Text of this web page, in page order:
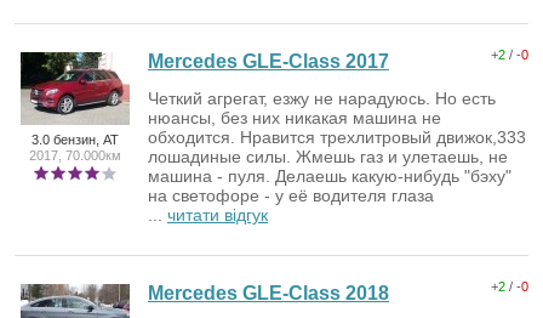
3.0 бензин, AT
2017, 70.000км
+2 / -0
Mercedes GLE-Class 2017
Четкий агрегат, езжу не нарадуюсь. Но есть
нюансы, без них никакая машина не
обходится. Нравится трехлитровый движок,333
лошадиные силы. Жмешь газ и улетаешь, не
машина - пуля. Делаешь какую-нибудь "бэху"
на светофоре - у её водителя глаза
читати відгук
+2 / -0
Mercedes GLE-Class 2018